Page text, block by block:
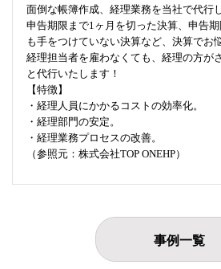
面倒な帳簿作成、経理業務を当社で代行
申告期限まで1ヶ月を切った決算、申告
も手をつけていない決算など、決算でお
経理担当者を雇わなくても、経理の方が
と代行いたします！
【特徴】
・経理人員にかかるコストの効率化。
・経理部門の安定。
・経理業務プロセスの改善。
（参照元：株式会社TOP ONEHP）
事例一覧